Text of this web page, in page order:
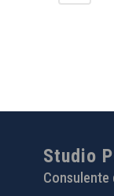
Studio
Consulente